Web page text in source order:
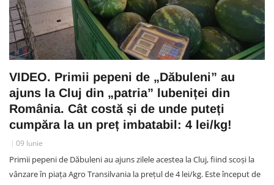
VIDEO. Primii pepeni de „Dăbuleni” au
ajuns la Cluj din „patria” lubeniței din
România. Cât costă și de unde puteți
cumpăra la un preț imbatabil: 4 lei/kg!
09 Iunie
Primii pepeni de Dăbuleni au ajuns zilele acestea la Cluj, fiind scoși la
vânzare în piața Agro Transilvania la prețul de 4 lei/kg. Este început de